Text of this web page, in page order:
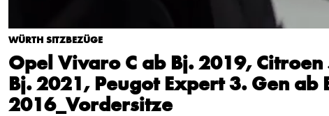
WÜRTH SITZBEZÜGE
Opel Vivaro C ab Bj. 2019,
Bj. 2021, Peugot Expert 3. Gen ab
2016_Vordersitze